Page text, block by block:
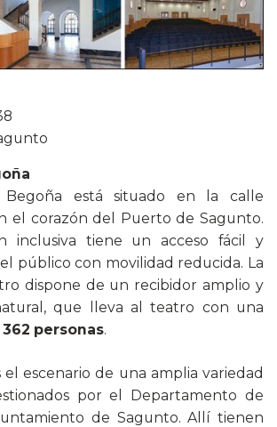
está situado en la calle
el corazón del Puerto de Sagunto.
inclusiva tiene un acceso fácil y
público con movilidad reducida. La
dispone de un recibidor amplio y
que lleva al teatro con una
362 personas.
el escenario de una amplia variedad
por el Departamento de
de Sagunto. Allí tienen